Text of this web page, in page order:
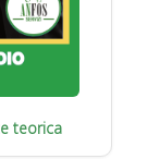
teorica